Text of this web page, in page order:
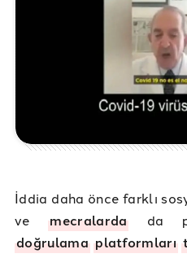
İddia daha önce farklı
vemecralarda da
doğrulama platformları